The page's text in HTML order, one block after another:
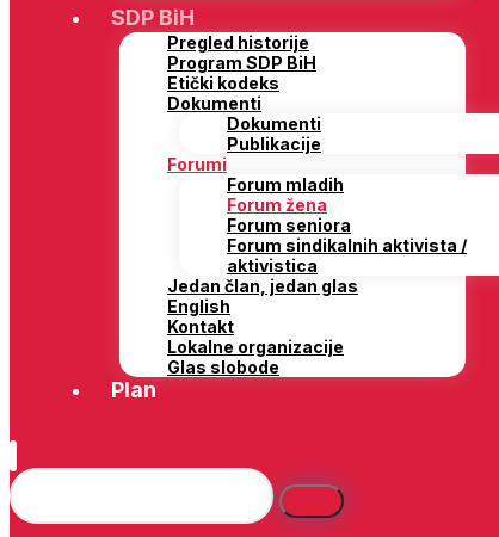
SDP BiH
Pregled historije
Program SDP BiH
Etički kodeks
Dokumenti
Dokumenti
Publikacije
Forumi
Forum mladih
Forum žena
Forum seniora
Forum sindikalnih aktivista /
aktivistica
Jedan član, jedan glas
English
Kontakt
Lokalne organizacije
Glas slobode
Plan